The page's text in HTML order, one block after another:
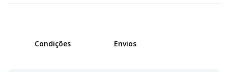
Condições Envios